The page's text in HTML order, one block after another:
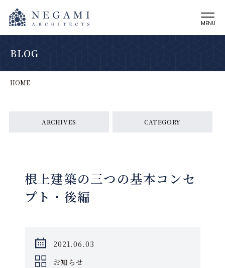
MENU
BLOG
HOME
ARCHIVES CATEGORY
根上建築の三つの基本コンセ
プト・後編
2021.06.03
お知らせ